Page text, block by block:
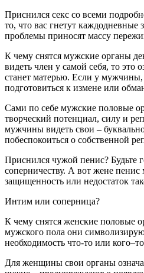
Приснился секс со всеми
то, что вас гнетут каждодневные
проблемы приносят массу
К чему снятся мужские органы
видеть член у самой себя, то это
станет матерью. Если у мужчины,
подготовиться к измене или
Сами по себе мужские половые
творческий потенциал, силу и
мужчины видеть свои –
побеспокоиться о собственной
Приснился чужой пенис? Будьте
соперничеству. А вот жене пенис
защищенность или недостаток
Интим или соперница?
К чему снятся женские половые
мужского пола они
необходимость что-то или
Для женщины свои органы